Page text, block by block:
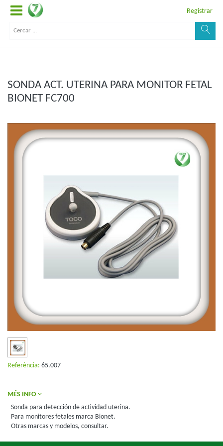
Registrar
SONDA ACT. UTERINA PARA MONITOR FETAL
BIONET FC700
Referència: 65.007
MÉS INFO
Sonda para detección de actividad uterina.
Para monitores fetales marca Bionet.
Otras marcas y modelos, consultar.